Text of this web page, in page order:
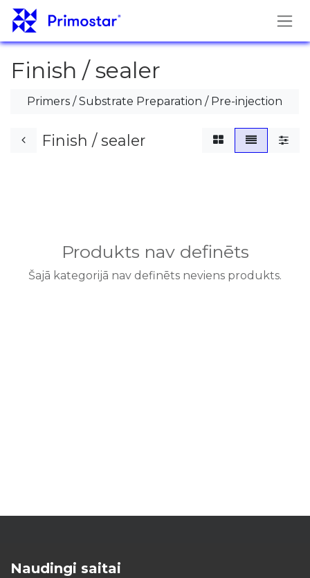
Pāriet pie satura
Finish / sealer
Primers / Substrate Preparation / Pre-injection
Finish / sealer
Produkts nav definēts
Šajā kategorijā nav definēts neviens produkts.
Naudingi saitai